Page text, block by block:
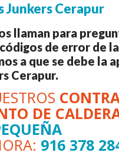
Junkers Cerapur
llaman para
de error de
a que se debe la
Cerapur.
DE
916 378